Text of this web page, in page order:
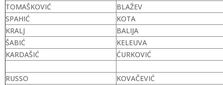
TOMAŠKOVIĆ
BLAŽEV
SPAHIĆ
KOTA
KRALJ
BALIJA
ŠABIĆ
KELEUVA
KARDAŠIĆ
ĆURKOVIĆ
RUSSO
KOVAČEVIĆ